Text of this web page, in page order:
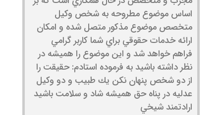
اساس موضوع مطروحه به شخص وكيل
متخصص موضوع مذكور متصل شده و امكان
ارائه خدمات حقوقي براي شما كاربر گرامي
فراهم خواهد شد و اين موضوع را هميشه در
نظر داشته باشيد به فرموده استادم: حقيقت را
از دو شخص پنهان نكن يك طبيب و دو وكيل
عدليه در پناه حق هميشه شاد و سلامت باشيد
ارادتمند شيخي